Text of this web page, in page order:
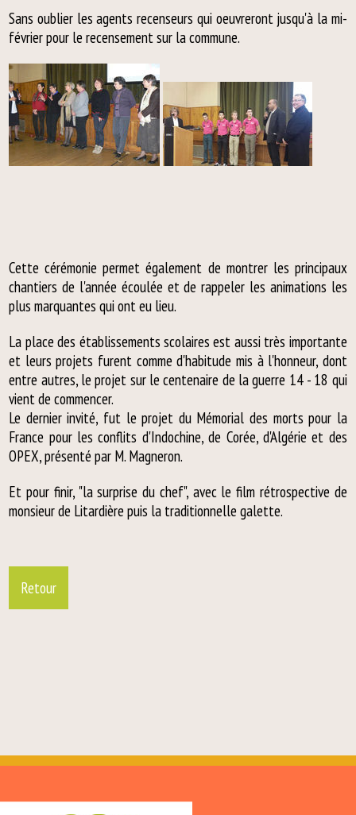
Sans oublier les agents recenseurs qui oeuvreront jusqu'à la mi-
février pour le recensement sur la commune.
Cette cérémonie permet également de montrer les principaux
chantiers de l'année écoulée et de rappeler les animations les
plus marquantes qui ont eu lieu.
La place des établissements scolaires est aussi très importante
et leurs projets furent comme d'habitude mis à l'honneur, dont
entre autres, le projet sur le centenaire de la guerre 14 - 18 qui
vient de commencer.
Le dernier invité, fut le projet du Mémorial des morts pour la
France pour les conflits d'Indochine, de Corée, d'Algérie et des
OPEX, présenté par M. Magneron.
Et pour finir, "la surprise du chef", avec le film rétrospective de
monsieur de Litardière puis la traditionnelle galette.
Retour